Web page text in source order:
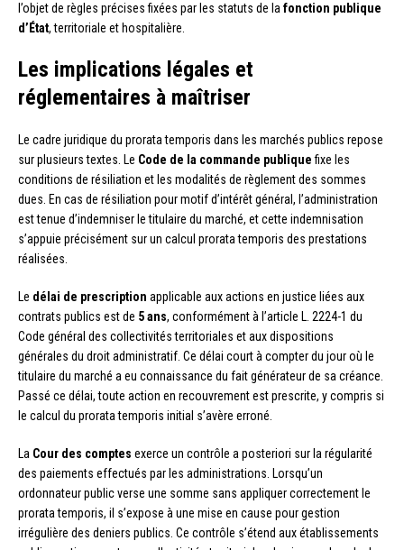
l’objet de règles précises fixées par les statuts de lafonction publique
d’État, territoriale et hospitalière.
Les implications légales et
réglementaires à maîtriser
Le cadre juridique du prorata temporis dans les marchés publics repose
sur plusieurs textes. Le Code de la commande publiquefixe les
conditions de résiliation et les modalités de règlement des sommes
dues. En cas de résiliation pour motif d’intérêt général, l’administration
est tenue d’indemniser le titulaire du marché, et cette indemnisation
s’appuie précisément sur un calcul prorata temporis des prestations
réalisées.
Le délai de prescription applicable aux actions en justice liées aux
contrats publics est de 5 ans, conformément à l’article L. 2224-1 du
Code général des collectivités territoriales et aux dispositions
générales du droit administratif. Ce délai court à compter du jour où le
titulaire du marché a eu connaissance du fait générateur de sa créance.
Passé ce délai, toute action en recouvrement est prescrite, y compris si
le calcul du prorata temporis initial s’avère erroné.
La Cour des comptes exerce un contrôle a posteriori sur la régularité
des paiements effectués par les administrations. Lorsqu’un
ordonnateur public verse une somme sans appliquer correctement le
prorata temporis, il s’expose à une mise en cause pour gestion
irrégulière des deniers publics. Ce contrôle s’étend aux établissements